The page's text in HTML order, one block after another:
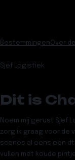
BestemmingenOver
Sjef Logistiek
Dit is
Noem mij gerust Sjef
zorg ik graag voor de
scenes al eens een
vullen met koude